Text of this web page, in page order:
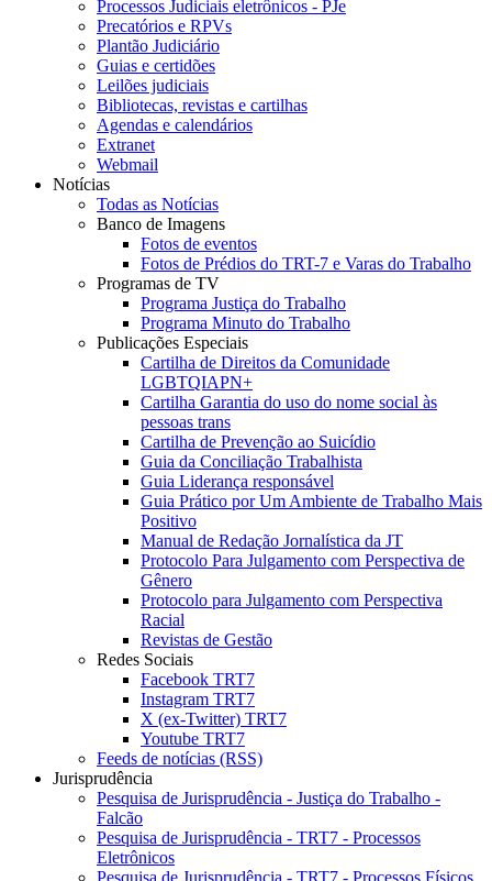
Processos Judiciais eletrônicos - PJe
Precatórios e RPVs
Plantão Judiciário
Guias e certidões
Leilões judiciais
Bibliotecas, revistas e cartilhas
Agendas e calendários
Extranet
Webmail
Notícias
Todas as Notícias
Banco de Imagens
Fotos de eventos
Fotos de Prédios do TRT-7 e Varas do Trabalho
Programas de TV
Programa Justiça do Trabalho
Programa Minuto do Trabalho
Publicações Especiais
Cartilha de Direitos da Comunidade
LGBTQIAPN+
Cartilha Garantia do uso do nome social às
pessoas trans
Cartilha de Prevenção ao Suicídio
Guia da Conciliação Trabalhista
Guia Liderança responsável
Guia Prático por Um Ambiente de Trabalho Mais
Positivo
Manual de Redação Jornalística da JT
Protocolo Para Julgamento com Perspectiva de
Gênero
Protocolo para Julgamento com Perspectiva
Racial
Revistas de Gestão
Redes Sociais
Facebook TRT7
Instagram TRT7
X (ex-Twitter) TRT7
Youtube TRT7
Feeds de notícias (RSS)
Jurisprudência
Pesquisa de Jurisprudência - Justiça do Trabalho -
Falcão
Pesquisa de Jurisprudência - TRT7 - Processos
Eletrônicos
Pesquisa de Jurisprudência - TRT7 - Processos Físicos